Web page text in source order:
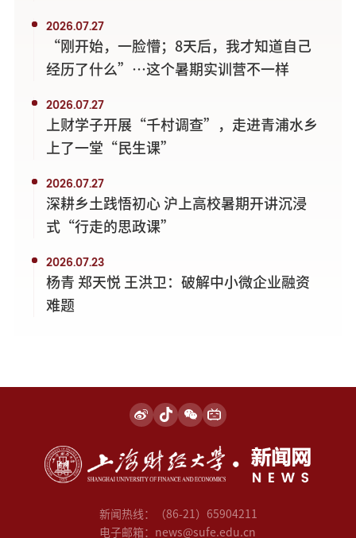
2026.07.27
“刚开始，一脸懵；8天后，我才知道自己
经历了什么”…这个暑期实训营不一样
2026.07.27
上财学子开展“千村调查”，走进青浦水乡
上了一堂“民生课”
2026.07.27
深耕乡土践悟初心 沪上高校暑期开讲沉浸
式“行走的思政课”
2026.07.23
杨青 郑天悦 王洪卫：破解中小微企业融资
难题
新闻热线：（86-21）65904211
电子邮箱：news@sufe.edu.cn